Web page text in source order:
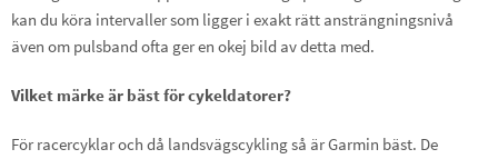
kan du köra intervaller som ligger i exakt rätt ansträngningsnivå
även om pulsband ofta ger en okej bild av detta med.
Vilket märke är bäst för cykeldatorer?
För racercyklar och då landsvägscykling så är Garmin bäst. De